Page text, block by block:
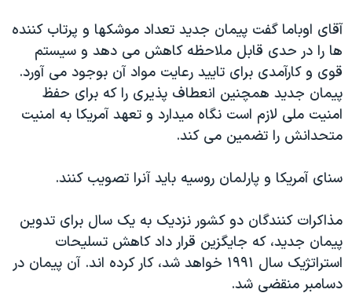
صفحه‌های ویژه
سفر پرزیدنت ترامپ به چین
آقای اوباما گفت پیمان جدید تعداد موشکها و پرتاب کننده
ها را در حدی قابل ملاحظه کاهش می دهد و سیستم
قوی و کارآمدی برای تایید رعایت مواد آن بوجود می آورد.
پیمان جدید همچنین انعطاف پذیری را که برای حفظ
امنیت ملی لازم است نگاه میدارد و تعهد آمریکا به امنیت
متحدانش را تضمین می کند.
سنای آمریکا و پارلمان روسیه باید آنرا تصویب کنند.
مذاکرات کنندگان دو کشور نزدیک به یک سال برای تدوین
پیمان جدید، که جایگزین قرار داد کاهش تسلیحات
استراتژیک سال ۱۹۹۱ خواهد شد، کار کرده اند. آن پیمان در
دسامبر منقضی شد.